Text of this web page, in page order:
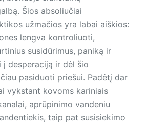
Šios absoliučiai
užmačios yra labai aiškios:
lengva kontroliuoti,
susidūrimus, paniką ir
į desperaciją ir dėl šio
pasiduoti priešui. Padėtį dar
vykstant kovoms kariniais
aprūpinimo vandeniu
taip pat susisiekimo